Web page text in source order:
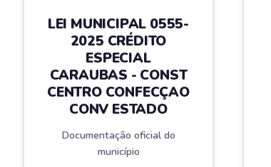
LEI MUNICIPAL 0555-
2025 CRÉDITO
ESPECIAL
CARAUBAS - CONST
CENTRO CONFECÇAO
CONV ESTADO
Documentação oficial do
município